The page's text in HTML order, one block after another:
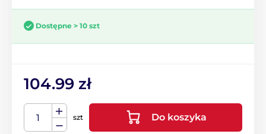
Dostępne > 10 szt
104.99 zł
szt Do koszyka